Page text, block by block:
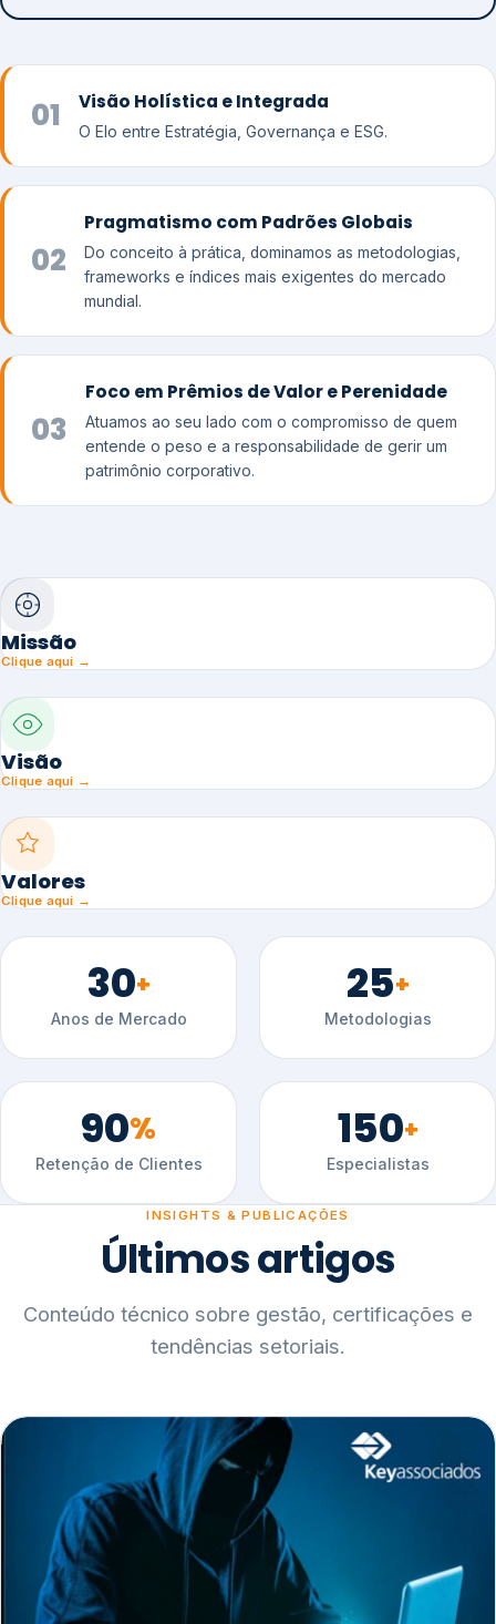
01 Visão Holística e Integrada
O Elo entre Estratégia, Governança e ESG.
02
Pragmatismo com Padrões Globais
Do conceito à prática, dominamos as metodologias,
frameworks e índices mais exigentes do mercado
mundial.
03
Foco em Prêmios de Valor e Perenidade
Atuamos ao seu lado com o compromisso de quem
entende o peso e a responsabilidade de gerir um
patrimônio corporativo.
Missão
Clique aqui →
Visão
Clique aqui →
Valores
Clique aqui →
30+
Anos de Mercado
25+
Metodologias
90%
Retenção de Clientes
150+
Especialistas
INSIGHTS & PUBLICAÇÕES
Últimos artigos
Conteúdo técnico sobre gestão, certificações e
tendências setoriais.